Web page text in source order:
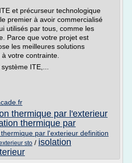
et précurseur technologique
premier à avoir commercialisé
utilisés par tous, comme les
Parce que votre projet est
les meilleures solutions
votre contrainte.
ITE,...
thermique par l'exterieur
thermique par
par l'exterieur definition
sto / isolation